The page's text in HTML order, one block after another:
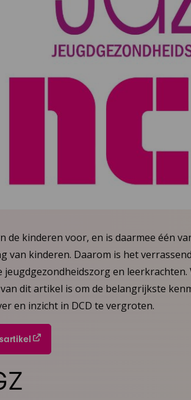
de kinderen voor, en is daarmee één
van kinderen. Daarom is het
jeugdgezondheidszorg en
dit artikel is om de belangrijkste
en inzicht in DCD te vergroten.